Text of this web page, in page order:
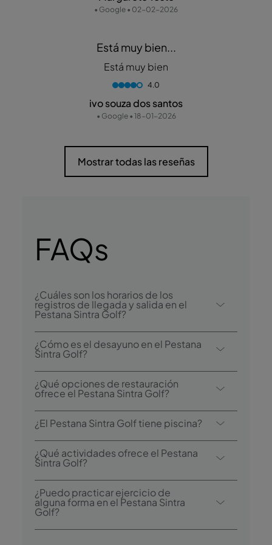
• Google • 02-02-2026
Está muy bien...
Está muy bien
4.0
ivo souza dos santos
• Google • 18-01-2026
Mostrar todas las reseñas
FAQs
¿Cuáles son los horarios de los
registros de llegada y salida en el
Pestana Sintra Golf?
El registro de llegada en el Pestana Sintra
Golf comienza a las 15:00, y el registro de
salida es hasta las 12:00. En el momento
del check-in, es necesario presentar un
documento de identidad válido y físico de
todos los huéspedes.
¿Cómo es el desayuno en el Pestana
Sintra Golf?
Entre las opciones de desayuno se
encuentra el bufé.
¿Qué opciones de restauración
ofrece el Pestana Sintra Golf?
El Pestana Sintra Golf dispone de un
restaurante: Mourisco. El hotel también
cuenta con un bar: Chafariz.
¿El Pestana Sintra Golf tiene piscina?
Sí, este hotel tiene una piscina exterior y una
piscina interior climatizada.
¿Qué actividades ofrece el Pestana
Sintra Golf?
El Pestana Sintra Golf ofrece las siguientes
actividades/servicios (algunos tienen un
coste adicional):
¿Puedo practicar ejercicio de
alguna forma en el Pestana Sintra
Golf?